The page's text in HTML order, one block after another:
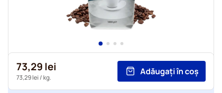
73,29 lei
73,29 lei / kg.
Adăugați în coș